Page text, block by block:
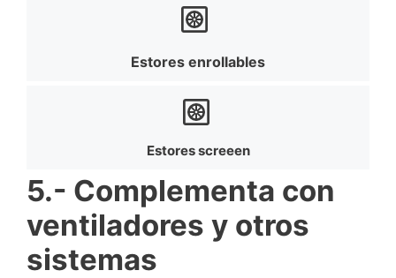
Estores enrollables
Estores screeen
5.- Complementa con
ventiladores y otros
sistemas